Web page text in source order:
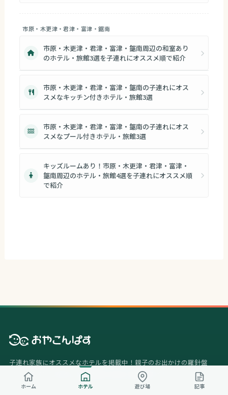
市原・木更津・君津・富津・鋸南
市原・木更津・君津・富津・鋸南周辺の和室あり
のホテル・旅館3選を子連れにオススメ順で紹介
市原・木更津・君津・富津・鋸南の子連れにオス
スメなキッチン付きホテル・旅館3選
市原・木更津・君津・富津・鋸南の子連れにオス
スメなプール付きホテル・旅館3選
キッズルームあり！市原・木更津・君津・富津・
鋸南周辺のホテル・旅館4選を子連れにオススメ順
で紹介
子連れ家族にオススメなホテルを掲載中！親子のお出かけの羅針盤
（コンパス）になることを目指すお出かけ情報サイト
ホーム ホテル 遊び場 記事